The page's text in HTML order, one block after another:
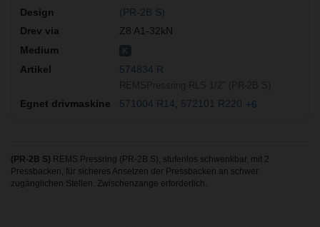
(PR-2B S)
Z8 A1-32kN
574834 R
571004 R14 572101 R220 +6
(PR-2B S) REMS Pressring (PR-2B S), stufenlos schwenkbar, mit 2
Pressbacken, für sicheres Ansetzen der Pressbacken an schwer
zugänglichen Stellen. Zwischenzange erforderlich.